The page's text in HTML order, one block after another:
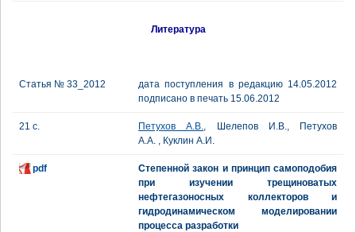
Литература
Статья № 33_2012
дата поступления в редакцию 14.05.2012
подписано в печать 15.06.2012
21 с. Петухов А.В., Шелепов И.В., Петухов
А.А. , Куклин А.И.
pdf
Степенной закон и принцип самоподобия
при изучении трещиноватых
нефтегазоносных коллекторов и
гидродинамическом моделировании
процесса разработки